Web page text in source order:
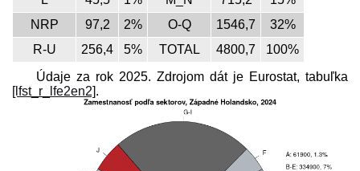
NRP
97,2 2% O-Q 1546,7
32%
R-U
256,4 5% TOTAL 4800,7
100%
Údaje za rok 2025. Zdrojom dát je Eurostat, tabuľka
[lfst_r_lfe2en2].